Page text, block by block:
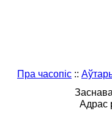
Пра часопіс ::
Адрас